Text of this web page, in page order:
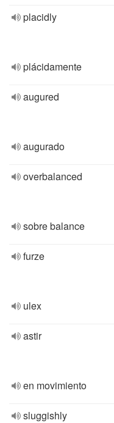
placidly
plácidamente
augured
augurado
overbalanced
sobre balance
furze
ulex
astir
en movimiento
sluggishly